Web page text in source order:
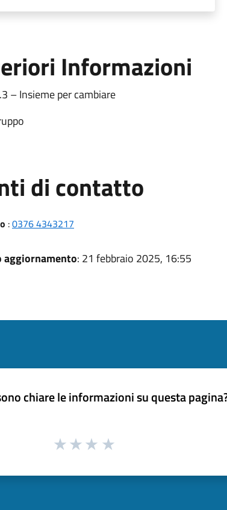
Informazioni
– Insieme per cambiare
di contatto
:0376 4343217
aggiornamento: 21 febbraio 2025, 16:55
chiare le informazioni su questa